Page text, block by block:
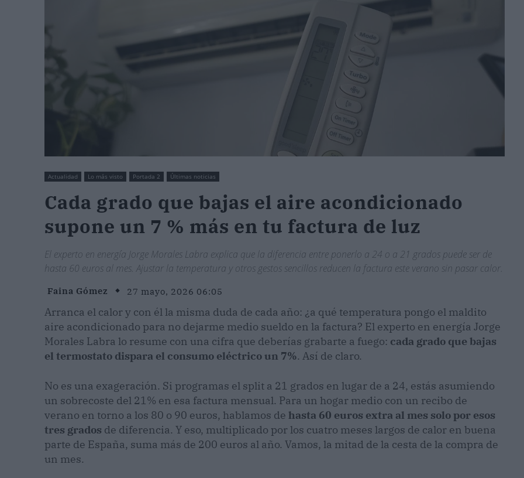
Actualidad Lo más visto Portada 2 Últimas noticias
Cada grado que bajas el aire acondicionado
supone un 7 % más en tu factura de luz
El experto en energía Jorge Morales Labra explica que la diferencia entre ponerlo a 24 o a 21 grados puede ser de
hasta 60 euros al mes. Ajustar la temperatura y otros gestos sencillos reducen la factura este verano sin pasar calor.
Faina Gómez 27 mayo, 2026 06:05
Arranca el calor y con él la misma duda de cada año: ¿a qué temperatura pongo el maldito
aire acondicionado para no dejarme medio sueldo en la factura? El experto en energía Jorge
Morales Labra lo resume con una cifra que deberías grabarte a fuego: cada grado que bajas
el termostato dispara el consumo eléctrico un 7%. Así de claro.
No es una exageración. Si programas el split a 21 grados en lugar de a 24, estás asumiendo
un sobrecoste del 21% en esa factura mensual. Para un hogar medio con un recibo de
verano en torno a los 80 o 90 euros, hablamos de hasta 60 euros extra al mes solo por esos
tres grados de diferencia. Y eso, multiplicado por los cuatro meses largos de calor en buena
parte de España, suma más de 200 euros al año. Vamos, la mitad de la cesta de la compra de
un mes.